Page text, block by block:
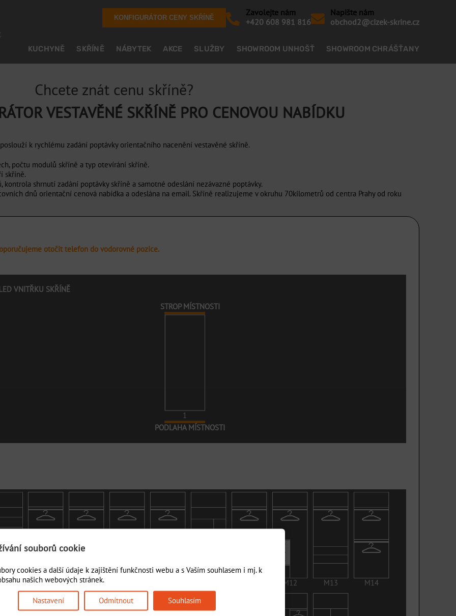
KONFIGURÁTOR CENY SKŘÍNĚ
Zavolejte nám
+420 608 981 816
Napište nám
obchod2@cizek-skrine.cz
KUCHYNĚ SKŘÍNĚ NÁBYTEK AKCE SLUŽBY SHOWROOM UNHOŠŤ SHOWROOM CHRÁŠŤANY
Chcete znát cenu skříně?
VESTAVĚNÉ SKŘÍNĚ PRO CENOVOU NABÍDKU
k rychlému zadání poptávky orientačního nacenění vestavěné skříně.
počtu modulů skříně a typ otevírání skříně.
skříně.
shrnutí zadání poptávky skříně a samotné odeslání nezávazné poptávky.
dnů orientační cenová nabídka a odeslána na email. Skříně realizujeme v okruhu 70kilometrů od centra Prahy od roku
otočit telefon do vodorovné pozice.
VNITŘKU SKŘÍNĚ
STROP MÍSTNOSTI
1
PODLAHA MÍSTNOSTI
M5 M6 M7 M12 M13 M14
souborů cookie
cookies a další údaje k zajištění funkčnosti webu a s Vaším souhlasem i mj. k
našich webových stránek.
Nastavení Odmítnout Souhlasím